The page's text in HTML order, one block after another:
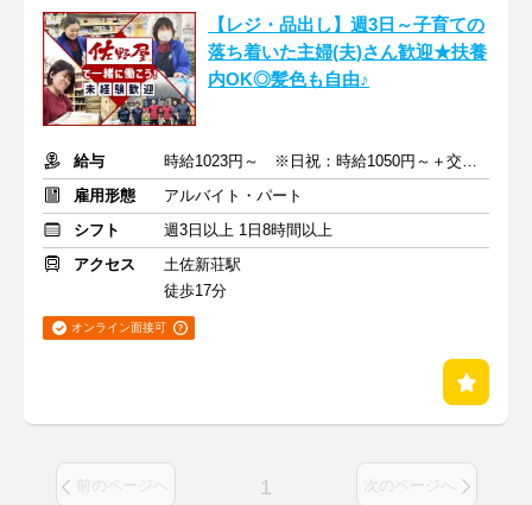
【レジ・品出し】週3日～子育ての
落ち着いた主婦(夫)さん歓迎★扶養
内OK◎髪色も自由♪
給与
時給1023円～ ※日祝：時給1050円～＋交通費支給＋ボーナスあり
雇用形態
アルバイト・パート
シフト
週3日以上 1日8時間以上
アクセス
土佐新荘駅
徒歩17分
オンライン面接可
前のページへ 1 次のページへ